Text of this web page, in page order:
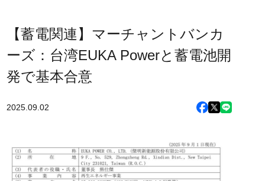
【蓄電関連】マーチャントバンカ
ーズ：台湾EUKA Powerと蓄電池開
発で基本合意
2025.09.02